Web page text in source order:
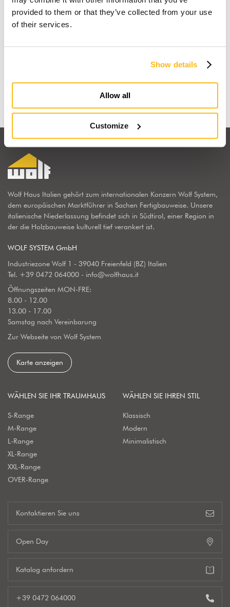
provided to them or that they’ve collected from your use
of their services.
Show details
Allow all
Customize
Der Traum vom Holz-
Fertigteilhaus
Wolf Haus Italien gehört zum internationalen Konzern Wolf System,
dem europäischen Marktführer in Sachen Fertigbauweise. Unsere
italienische Niederlassung befindet sich in Südtirol, einer Region in
der die Holzbauweise kulturell tief verankert ist.
WOLF SYSTEM GmbH
Industriezone Wolf 1 - 39040 Freienfeld (BZ) Italien
Tel. +39 0472 064000 - info@wolfhaus.it
Öffnungszeiten MON-FRE:
8.00 - 12.00
13.00 - 17.00
Samstag nach Vereinbarung
Zur Webseite von Wolf System
Karte anzeigen
WÄHLEN SIE IHR TRAUMHAUS
S-Range
M-Range
L-Range
XL-Range
XXL-Range
OVER-Range
WÄHLEN SIE IHREN STIL
Klassisch
Modern
Minimalistisch
Kontaktieren Sie uns
Open Day
Katalog anfordern
+39 0472 064000